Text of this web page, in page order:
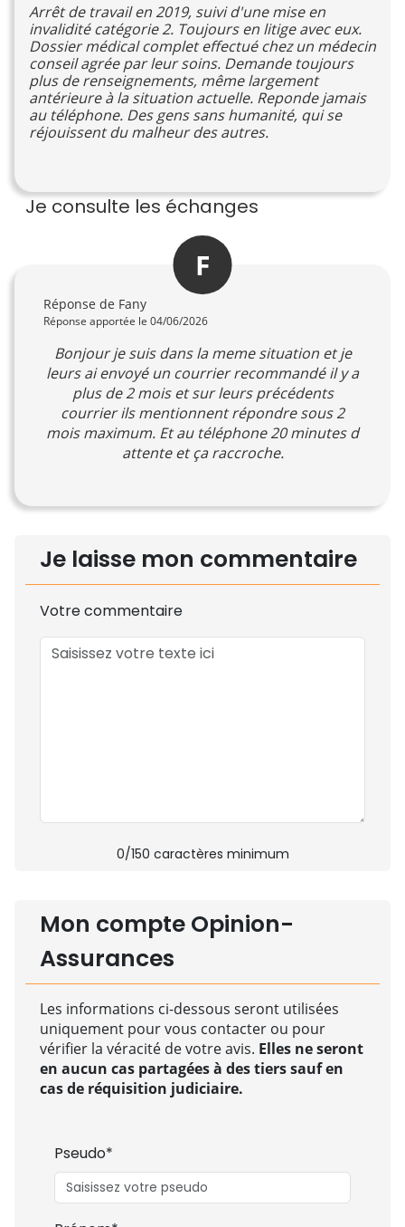
Arrêt de travail en 2019, suivi d'une mise en
invalidité catégorie 2. Toujours en litige avec eux.
Dossier médical complet effectué chez un médecin
conseil agrée par leur soins. Demande toujours
plus de renseignements, même largement
antérieure à la situation actuelle. Reponde jamais
au téléphone. Des gens sans humanité, qui se
réjouissent du malheur des autres.
Je consulte les échanges
F
Réponse de Fany
Réponse apportée le 04/06/2026
Bonjour je suis dans la meme situation et je
leurs ai envoyé un courrier recommandé il y a
plus de 2 mois et sur leurs précédents
courrier ils mentionnent répondre sous 2
mois maximum. Et au téléphone 20 minutes d
attente et ça raccroche.
Je laisse mon commentaire
Votre commentaire
0/150 caractères minimum
Mon compte Opinion-
Assurances
Les informations ci-dessous seront utilisées
uniquement pour vous contacter ou pour
vérifier la véracité de votre avis. Elles ne seront
en aucun cas partagées à des tiers sauf en
cas de réquisition judiciaire.
Pseudo*